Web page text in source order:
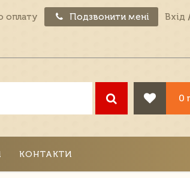
оплату Подзвонити мені Вхід
0
КОНТАКТИ